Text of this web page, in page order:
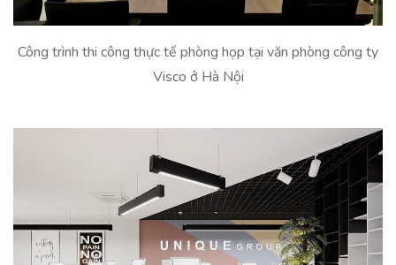
Công trình thi công thực tế phòng họp tại văn phòng công ty
Visco ở Hà Nội